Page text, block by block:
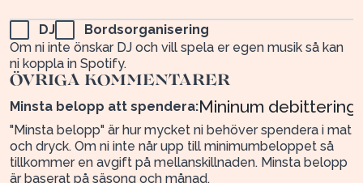
DJ
Bordsorganisering
Om ni inte önskar DJ och vill spela er egen musik så kan
ni koppla in Spotify.
ÖVRIGA KOMMENTARER
Minsta belopp att spendera:
"Minsta belopp" är hur mycket ni behöver spendera i mat
och dryck. Om ni inte når upp till minimumbeloppet så
tillkommer en avgift på mellanskillnaden. Minsta belopp
är baserat på säsong och månad.